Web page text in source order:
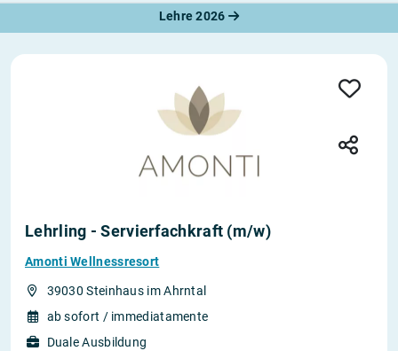
Lehre 2026
Lehrling - Servierfachkraft (m/w)
Amonti Wellnessresort
39030 Steinhaus im Ahrntal
ab sofort / immediatamente
Duale Ausbildung